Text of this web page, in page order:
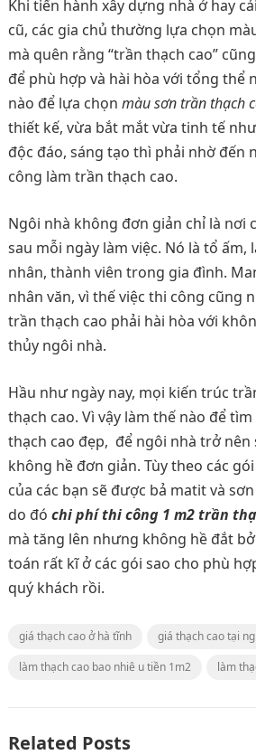
Khi tiến hành xây dựng nhà ở hay
cũ, các gia chủ thường lựa chọn
mà quên rằng “trần thạch cao”
để phù hợp và hài hòa với tổng thể
nào để lựa chọn màu sơn trần thạch
thiết kế, vừa bắt mắt vừa tinh tế
độc đáo, sáng tạo thì phải nhờ đến
công làm trần thạch cao.
Ngôi nhà không đơn giản chỉ là nơi
sau mỗi ngày làm việc. Nó là tổ ấm,
nhân, thành viên trong gia đình.
nhân văn, vì thế việc thi công cũng
trần thạch cao phải hài hòa với
thủy ngôi nhà.
Hầu như ngày nay, mọi kiến trúc
thạch cao. Vì vậy làm thế nào để
thạch cao đẹp, để ngôi nhà trở
không hề đơn giản. Tùy theo các
của các bạn sẽ được bả matit và
do đó chi phí thi công 1 m2 trần
mà tăng lên nhưng không hề đắt
toán rất kĩ ở các gói sao cho phù
quý khách rồi.
giá thạch cao ở hà tĩnh
giá thạch cao tại
làm thạch cao bao nhiê u tiền 1m2
làm
Related Posts